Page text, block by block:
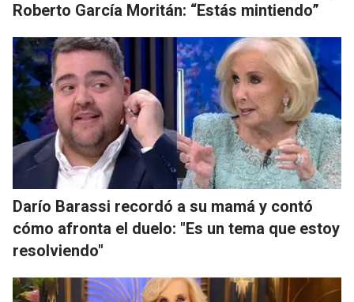
Roberto García Moritán: “Estás mintiendo”
Darío Barassi recordó a su mamá y contó
cómo afronta el duelo: "Es un tema que estoy
resolviendo"